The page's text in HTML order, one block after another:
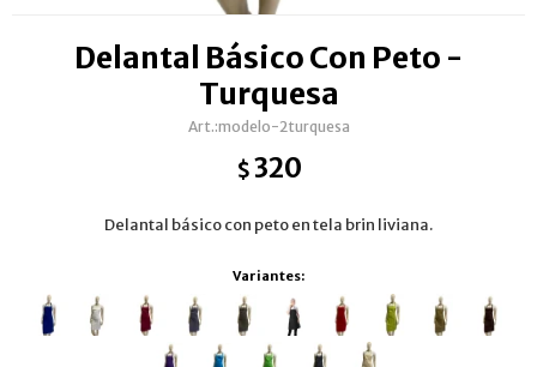
Delantal Básico Con Peto -
Turquesa
modelo-2turquesa
$320
Delantal básico con peto en tela brin liviana.
Variantes: